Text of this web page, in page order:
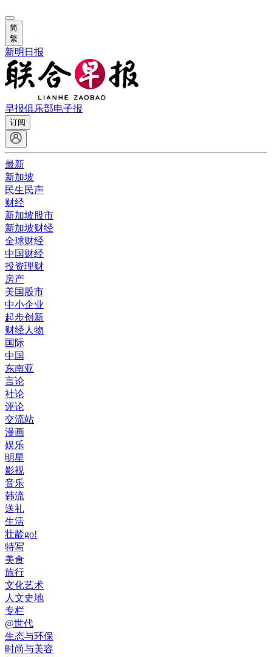
简
繁
新明日报
早报俱乐部电子报
订阅
最新
新加坡
民生民声
财经
新加坡股市
新加坡财经
全球财经
中国财经
投资理财
房产
美国股市
中小企业
起步创新
财经人物
国际
中国
东南亚
言论
社论
评论
交流站
漫画
娱乐
明星
影视
音乐
韩流
送礼
生活
壮龄go!
特写
美食
旅行
文化艺术
人文史地
专栏
@世代
生态与环保
时尚与美容